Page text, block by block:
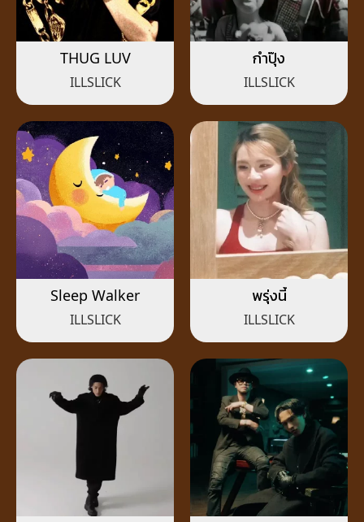
THUG LUV
ILLSLICK
กำปุ๊ง
ILLSLICK
Sleep Walker
ILLSLICK
พรุ่งนี้
ILLSLICK